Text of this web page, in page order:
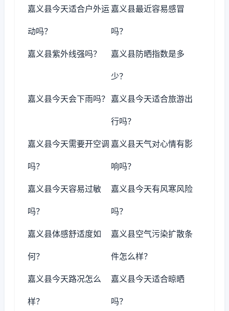
嘉义县今天适合户外运
动吗？
嘉义县最近容易感冒
吗？
嘉义县紫外线强吗？ 嘉义县防晒指数是多
少？
嘉义县今天会下雨吗？ 嘉义县今天适合旅游出
行吗？
嘉义县今天需要开空调
吗？
嘉义县天气对心情有影
响吗？
嘉义县今天容易过敏
吗？
嘉义县今天有风寒风险
吗？
嘉义县体感舒适度如
何？
嘉义县空气污染扩散条
件怎么样？
嘉义县今天路况怎么
样？
嘉义县今天适合晾晒
吗？